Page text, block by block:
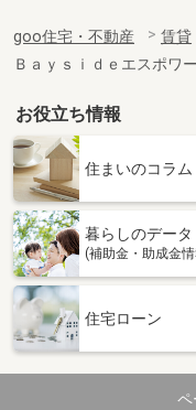
goo住宅・不動産 賃貸
Ｂａｙｓｉｄｅエスポワ
お役立ち情報
住まいのコラム
暮らしのデータ
(補助金・助成金
住宅ローン
ペ